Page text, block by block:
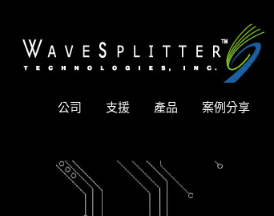
公司 支援 產品 案例分享